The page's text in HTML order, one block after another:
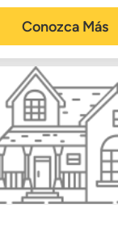
Conozca Más